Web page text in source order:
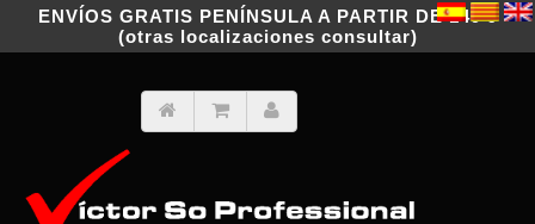
ENVÍOS GRATIS PENÍNSULA A PARTIR DE 149 €
(otras localizaciones consultar)